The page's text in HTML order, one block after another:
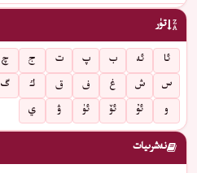
تۈر
ئا ئە ب پ ت ج چ
س
ش غ ف ق ك گ
و
ئۇ ئۆ ئۈ ۋ ي
نەشرىيات